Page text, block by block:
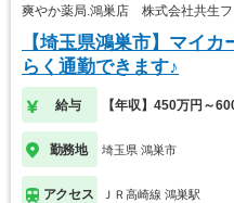
爽やか薬局.鴻巣店 株式会社共生フ
【埼玉県鴻巣市】マイ
らく通勤できます♪
給与 【年収】450万円～
勤務地 埼玉県 鴻巣市
アクセス ＪＲ高崎線 鴻巣駅